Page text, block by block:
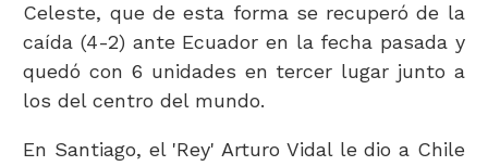
Celeste, que de esta forma se recuperó de la
caída (4-2) ante Ecuador en la fecha pasada y
quedó con 6 unidades en tercer lugar junto a
los del centro del mundo.
En Santiago, el 'Rey' Arturo Vidal le dio a Chile